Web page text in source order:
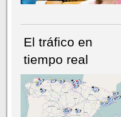
El tráfico en
tiempo real